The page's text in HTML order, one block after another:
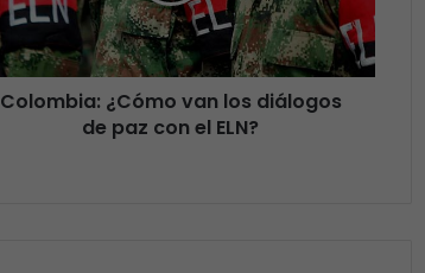
Colombia: ¿Cómo van los diálogos
de paz con el ELN?